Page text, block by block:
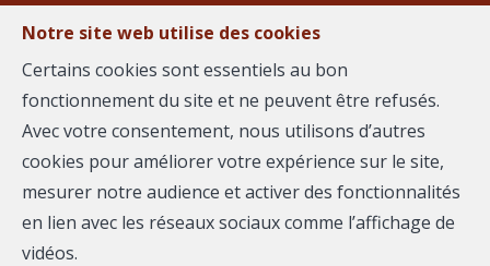
Estimer votre
bien
Notre site web utilise des cookies
Certains cookies sont essentiels au bon
fonctionnement du site et ne peuvent être refusés.
Avec votre consentement, nous utilisons d’autres
cookies pour améliorer votre expérience sur le site,
mesurer notre audience et activer des fonctionnalités
en lien avec les réseaux sociaux comme l’affichage de
vidéos.